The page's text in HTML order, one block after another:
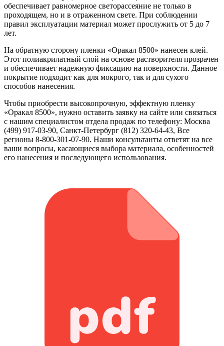
обеспечивает равномерное светорассеяние не только в
проходящем, но и в отраженном свете. При соблюдении
правил эксплуатации материал может прослужить от 5 до 7
лет.
На обратную сторону пленки «Оракал 8500» нанесен клей.
Этот полиакрилатный слой на основе растворителя прозрачен
и обеспечивает надежную фиксацию на поверхности. Данное
покрытие подходит как для мокрого, так и для сухого
способов нанесения.
Чтобы приобрести высокопрочную, эффектную пленку
«Оракал 8500», нужно оставить заявку на сайте или связаться
с нашим специалистом отдела продаж по телефону: Москва
(499) 917-03-90, Санкт-Петербург (812) 320-64-43, Все
регионы 8-800-301-07-90. Наши консультанты ответят на все
ваши вопросы, касающиеся выбора материала, особенностей
его нанесения и последующего использования.